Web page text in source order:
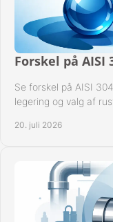
Forskel på AISI
Se forskel på AISI
legering og valg af
20. juli 2026